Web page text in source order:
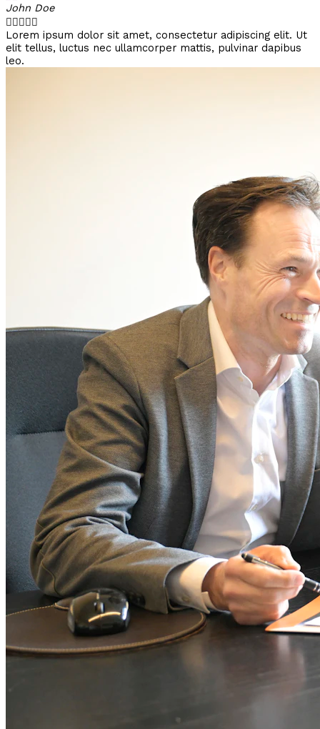
John Doe

Lorem ipsum dolor sit amet, consectetur adipiscing elit. Ut
elit tellus, luctus nec ullamcorper mattis, pulvinar dapibus
leo.